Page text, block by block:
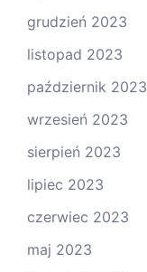
grudzień 2023
listopad 2023
październik 2023
wrzesień 2023
sierpień 2023
lipiec 2023
czerwiec 2023
maj 2023